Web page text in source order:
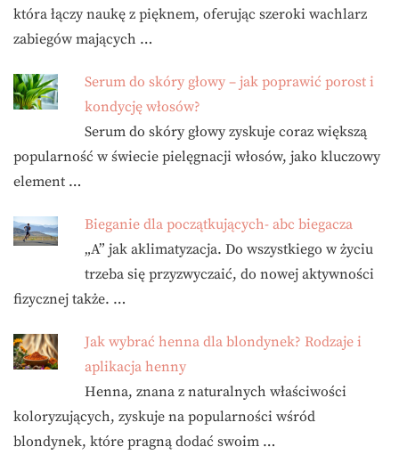
która łączy naukę z pięknem, oferując szeroki wachlarz
zabiegów mających …
Serum do skóry głowy – jak poprawić porost i
kondycję włosów?
Serum do skóry głowy zyskuje coraz większą
popularność w świecie pielęgnacji włosów, jako kluczowy
element …
Bieganie dla początkujących- abc biegacza
„A” jak aklimatyzacja. Do wszystkiego w życiu
trzeba się przyzwyczaić, do nowej aktywności
fizycznej także. …
Jak wybrać henna dla blondynek? Rodzaje i
aplikacja henny
Henna, znana z naturalnych właściwości
koloryzujących, zyskuje na popularności wśród
blondynek, które pragną dodać swoim …